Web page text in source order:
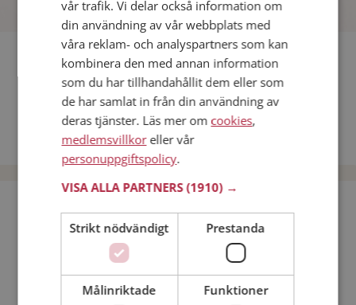
Fler singlar
Andra singlar från Stockholm
Dejta män i Sverige
Dejta kvinnor i Sverige
Bli medlem utan kostnad!
Kvinna
Min ålder:
vår trafik. Vi delar också information om
din användning av vår webbplats med
våra reklam- och analyspartners som kan
kombinera den med annan information
som du har tillhandahållit dem eller som
de har samlat in från din användning av
deras tjänster. Läs mer om cookies,
medlemsvillkoreller vår
personuppgiftspolicy.
VISA ALLA PARTNERS(1910) →
Strikt nödvändigt Prestanda
Målinriktade Funktioner